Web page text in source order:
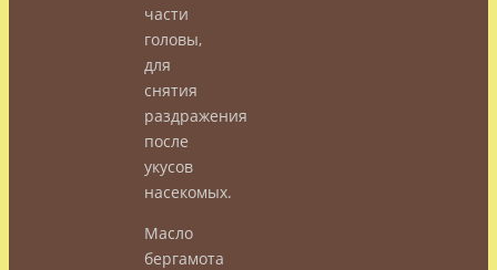
части
головы,
для
снятия
раздражения
после
укусов
насекомых.
Масло
бергамота